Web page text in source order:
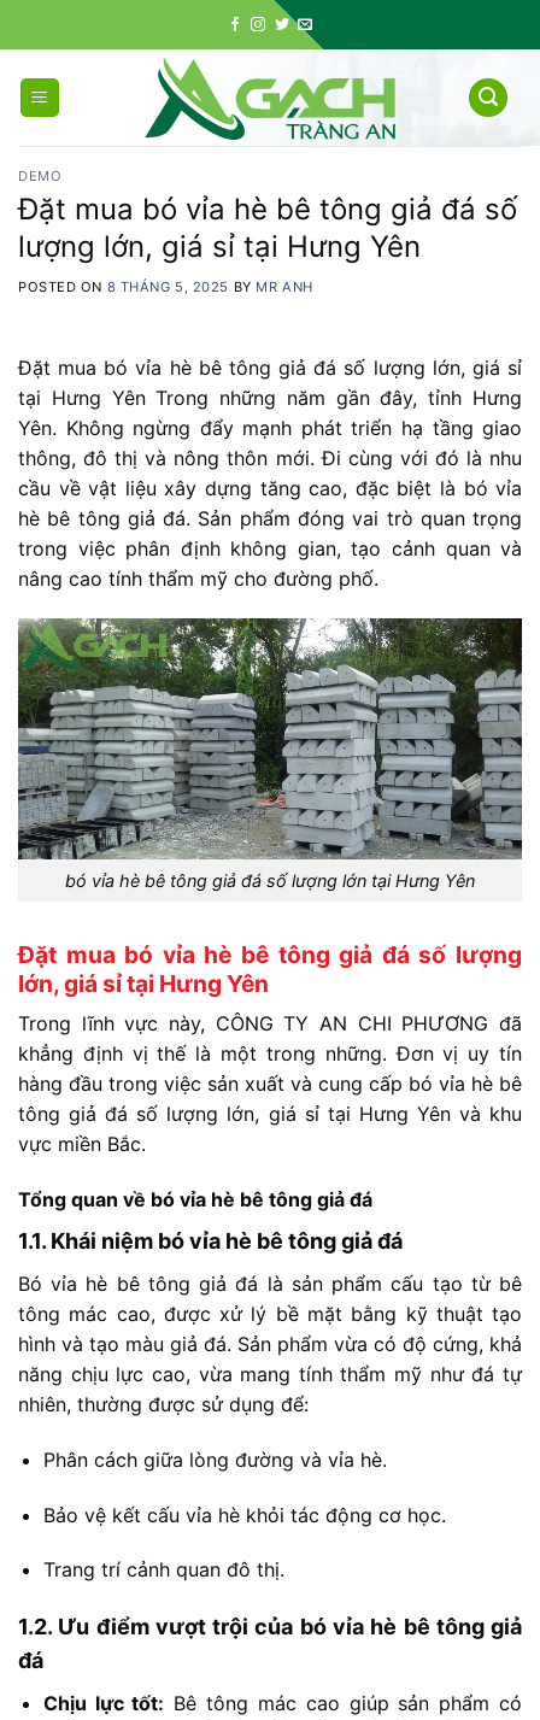
to
content
DEMO
Đặt mua bó vỉa hè bê tông giả đá số
lượng lớn, giá sỉ tại Hưng Yên
POSTED ON 8 THÁNG 5, 2025 BY MR ANH
Đặt mua bó vỉa hè bê tông giả đá số lượng lớn, giá sỉ
tại Hưng Yên Trong những năm gầnđây,tỉnh Hưng
Yên. Không ngừng đẩy mạnh pháttriển hạ tầnggiao
thông,đôthịvà nôngthôn mới.Đi cùng với đó là nhu
cầu vềvật liệu xây dựng tăngcao, đặc biệt là bóvỉa
hè bê tông giảđá. Sản phẩm đóngvai trò quantrọng
trong việc phân định không gian,tạo cảnh quanvà
nâng cao tính thẩm mỹ cho đường phố.
bó vỉa hè bê tông giả đá số lượng lớn tại Hưng Yên
Đặt mua bó vỉa hè bê tông giả đá số lượng
lớn, giá sỉ tại Hưng Yên
Trong lĩnhvực này, CÔNGTYAN CHI PHƯƠNG đã
khẳng định vịthế là một trong những. Đơnvị uytín
hàng đầu trong việc sản xuất và cung cấp bó vỉa hè bê
tônggiảđá số lượng lớn, giá sỉ tại Hưng Yênvà khu
vực miền Bắc.
Tổng quan về bó vỉa hè bê tông giả đá
1.1. Khái niệm bóvỉa hè bê tônggiảđá
Bóvỉa hè bê tônggiảđá là sản phẩmcấu tạo từ bê
tông mác cao, được xử lý bề mặt bằng kỹ thuậttạo
hình và tạo màu giả đá. Sản phẩm vừa có độ cứng, khả
năng chịu lực cao, vừa mang tínhthẩm mỹ nhưđátự
nhiên, thường được sử dụng để:
Phân cách giữa lòng đường và vỉa hè.
Bảo vệ kết cấu vỉa hè khỏi tác động cơ học.
Trang trí cảnh quan đô thị.
1.2. Ưu điểm vượttrộicủa bó vỉa hè bê tônggiả
đá
Chịu lựctốt: Bêtông mác cao giúp sản phẩmcó